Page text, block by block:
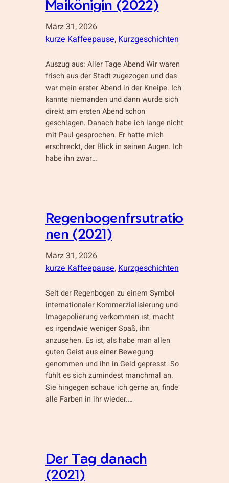
Maikönigin (2022)
März 31, 2026
kurze Kaffeepause, Kurzgeschichten
Auszug aus: Aller Tage Abend Wir waren
frisch aus der Stadt zugezogen und das
war mein erster Abend in der Kneipe. Ich
kannte niemanden und dann wurde sich
direkt am ersten Abend schon
geschlagen. Danach habe ich lange nicht
mit Paul gesprochen. Er hatte mich
erschreckt, der Blick in seinen Augen. Ich
habe ihn zwar…
Regenbogenfrsutratio
nen (2021)
März 31, 2026
kurze Kaffeepause, Kurzgeschichten
Seit der Regenbogen zu einem Symbol
internationaler Kommerzialisierung und
Imagepolierung verkommen ist, macht
es irgendwie weniger Spaß, ihn
anzusehen. Es ist, als habe man allen
guten Geist aus einer Bewegung
genommen und ihn in Geld gepresst. So
fühlt es sich zumindest manchmal an.
Sie hingegen schaue ich gerne an, finde
alle Farben in ihr wieder.…
Der Tag danach
(2021)